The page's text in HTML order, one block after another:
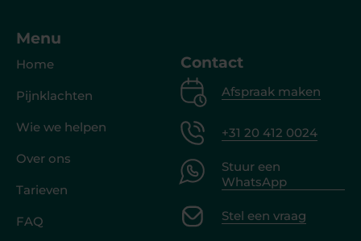
Menu
Home
Pijnklachten
Wie we helpen
Over ons
Tarieven
FAQ
Contact
Afspraak maken
+31 20 412 0024
Stuur een
WhatsApp
Stel een vraag